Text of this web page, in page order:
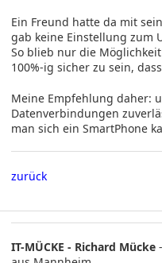
Ein Freund hatte da mit
gab keine Einstellung zum
So blieb nur die
100%-ig sicher zu sein,
Meine Empfehlung daher:
Datenverbindungen
man sich ein SmartPhone
zurück
IT-MÜCKE - Richard Mücke